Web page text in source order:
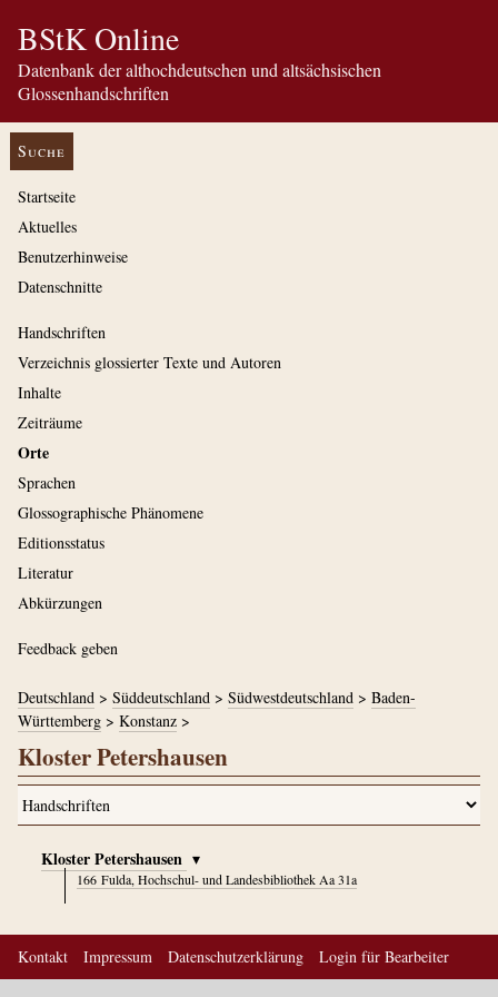
BStK Online
Datenbank der althochdeutschen und altsächsischen
Glossenhandschriften
Suche
Startseite
Aktuelles
Benutzerhinweise
Datenschnitte
Handschriften
Verzeichnis glossierter Texte und Autoren
Inhalte
Zeiträume
Orte
Sprachen
Glossographische Phänomene
Editionsstatus
Literatur
Abkürzungen
Feedback geben
Deutschland > Süddeutschland > Südwestdeutschland > Baden-
Württemberg > Konstanz >
Kloster Petershausen
Kloster Petershausen ▾
166 Fulda, Hochschul- und Landesbibliothek Aa 31a
Kontakt Impressum Datenschutzerklärung Login für Bearbeiter